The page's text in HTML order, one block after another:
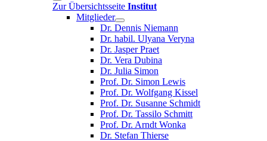
Zur Übersichtsseite Institut
Mitglieder
Dr. Dennis Niemann
Dr. habil. Ulyana Veryna
Dr. Jasper Praet
Dr. Vera Dubina
Dr. Julia Simon
Prof. Dr. Simon Lewis
Prof. Dr. Wolfgang Kissel
Prof. Dr. Susanne Schmidt
Prof. Dr. Tassilo Schmitt
Prof. Dr. Arndt Wonka
Dr. Stefan Thierse